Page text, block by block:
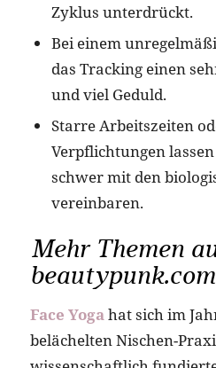
Zyklus unterdrückt.
Bei einem
das Tracking einen
und viel Geduld.
Starre Arbeitszeiten
Verpflichtungen
schwer mit den
vereinbaren.
Mehr Themen
beautypunk.com
Face Yogahat sich im
belächelten Nischen-